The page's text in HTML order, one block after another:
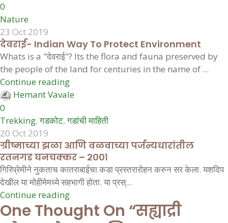
0
Nature
23 Oct 2019
देवराई- Indian Way To Protect Environment
Whats is a "देवराई"? Its the flora and fauna preserved by
the people of the land for centuries in the name of ...
Continue reading
Hemant Vavale
0
Trekking,गडकोट,गडांची माहिती
20 Oct 2019
ग्रीष्माच्या झळा आणि वळवाच्या पर्जन्यधारांतील
रतनगड घनचक्कर – २००१
गिरिप्रेमीने नुकताच कातराबाईचा कडा प्रस्तरारोहन करुन सर केला. यशदिप
देखील या मोहीमेमध्ये सहभागी होता. या प्रस्...
Continue reading
One Thought On “सह्याद्री